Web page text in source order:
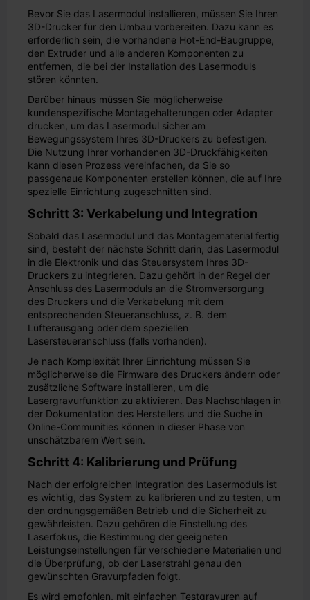
Bevor Sie das Lasermodul installieren, müssen Sie Ihren
3D-Drucker für den Umbau vorbereiten. Dazu kann es
erforderlich sein, die vorhandene Hot-End-Baugruppe,
den Extruder und alle anderen Komponenten zu
entfernen, die bei der Installation des Lasermoduls
stören könnten.
Darüber hinaus müssen Sie möglicherweise
kundenspezifische Montagehalterungen oder Adapter
drucken, um das Lasermodul sicher am
Bewegungssystem Ihres 3D-Druckers zu befestigen.
Die Nutzung Ihrer vorhandenen 3D-Druckfähigkeiten
kann diesen Prozess vereinfachen, da Sie so
passgenaue Komponenten erstellen können, die auf Ihre
spezielle Einrichtung zugeschnitten sind.
Schritt 3: Verkabelung und Integration
Sobald das Lasermodul und das Montagematerial fertig
sind, besteht der nächste Schritt darin, das Lasermodul
in die Elektronik und das Steuersystem Ihres 3D-
Druckers zu integrieren. Dazu gehört in der Regel der
Anschluss des Lasermoduls an die Stromversorgung
des Druckers und die Verkabelung mit dem
entsprechenden Steueranschluss, z. B. dem
Lüfterausgang oder dem speziellen
Lasersteueranschluss (falls vorhanden).
Je nach Komplexität Ihrer Einrichtung müssen Sie
möglicherweise die Firmware des Druckers ändern oder
zusätzliche Software installieren, um die
Lasergravurfunktion zu aktivieren. Das Nachschlagen in
der Dokumentation des Herstellers und die Suche in
Online-Communities können in dieser Phase von
unschätzbarem Wert sein.
Schritt 4: Kalibrierung und Prüfung
Nach der erfolgreichen Integration des Lasermoduls ist
es wichtig, das System zu kalibrieren und zu testen, um
den ordnungsgemäßen Betrieb und die Sicherheit zu
gewährleisten. Dazu gehören die Einstellung des
Laserfokus, die Bestimmung der geeigneten
Leistungseinstellungen für verschiedene Materialien und
die Überprüfung, ob der Laserstrahl genau den
gewünschten Gravurpfaden folgt.
Es wird empfohlen, mit einfachen Testgravuren auf